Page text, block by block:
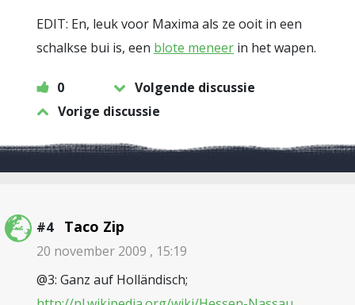
EDIT: En, leuk voor Maxima als ze ooit in een
schalkse bui is, een blote meneer in het wapen.
0
Volgende discussie
Vorige discussie
#4 Taco Zip
20 november 2009 , 15:19
@3: Ganz auf Holländisch;